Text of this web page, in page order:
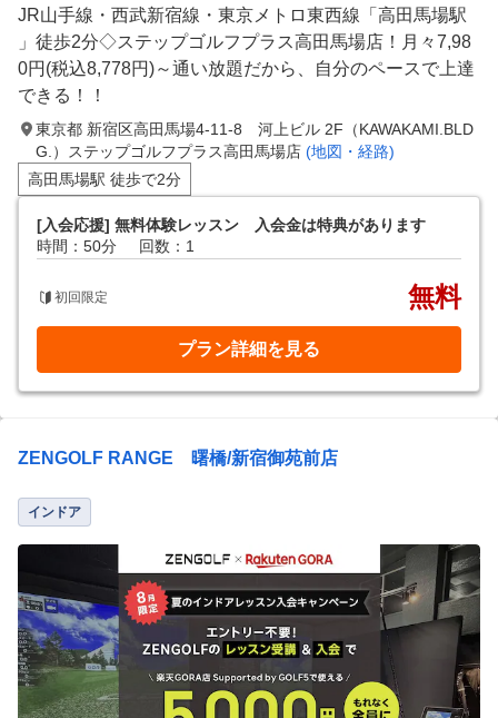
JR山手線・西武新宿線・東京メトロ東西線「高田馬場駅
」徒歩2分◇ステップゴルフプラス高田馬場店！月々7,98
0円(税込8,778円)～通い放題だから、自分のペースで上達
できる！！
東京都 新宿区高田馬場4-11-8 河上ビル 2F（KAWAKAMI.BLD
G.）ステップゴルフプラス高田馬場店 (地図・経路)
高田馬場駅 徒歩で2分
[入会応援] 無料体験レッスン 入会金は特典があります
時間：50分
回数：1
初回限定 無料
プラン詳細を見る
ZENGOLF RANGE 曙橋/新宿御苑前店
インドア